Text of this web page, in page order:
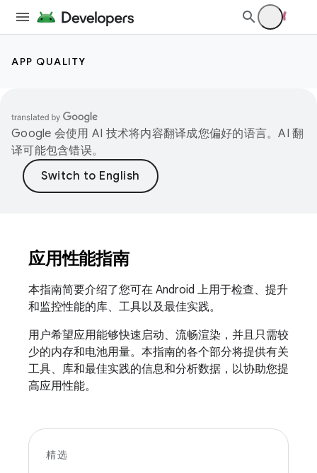
APP QUALITY
Google 会使用 AI 技术将内容翻译成您偏好的语言。AI 翻
译可能包含错误。
应用性能指南
本指南简要介绍了您可在 Android 上用于检查、提升
和监控性能的库、工具以及最佳实践。
用户希望应用能够快速启动、流畅渲染，并且只需较
少的内存和电池用量。本指南的各个部分将提供有关
工具、库和最佳实践的信息和分析数据，以协助您提
高应用性能。
精选